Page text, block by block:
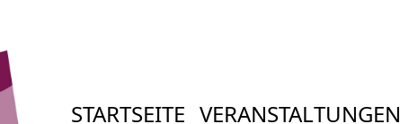
STARTSEITE VERANSTALTUNGEN